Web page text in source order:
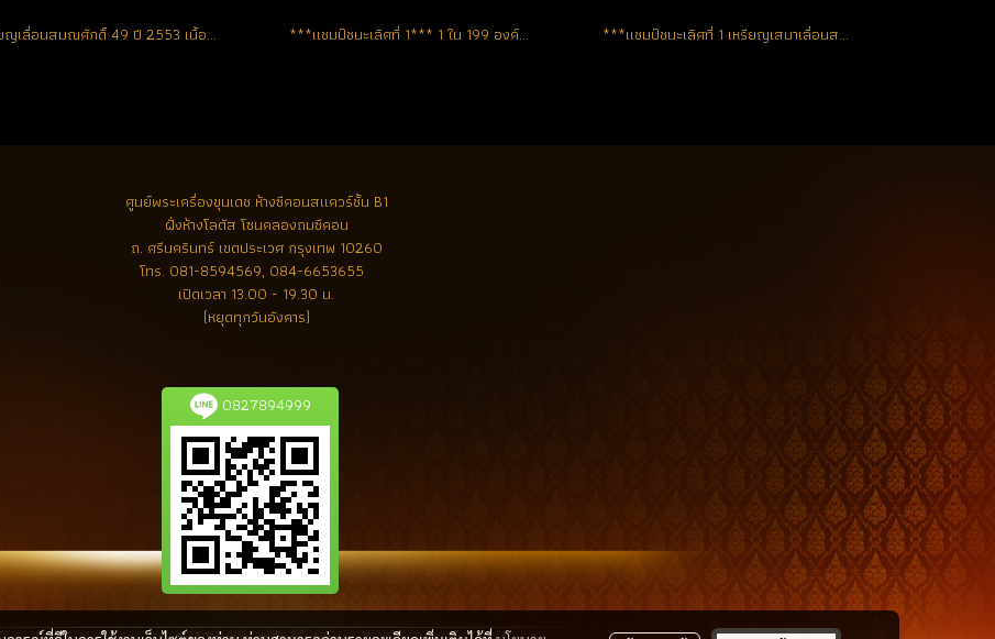
เหรียญเลื่อนสมณศักดิ์ 49 ปี 2553 เนื้อทองคำ No.42 สวยแชมป์ (ขายแล้ว) ***แชมป์ชนะเลิศที่ 1*** 1 ใน 199 องค์ที่หายาก เหรียญเสมาเลื่อนสมณศักดิ์ 49 ปี 2553 เนื้อเงินหน้ากากทองคำ หมายเลข 74 (ขายแล้ว) ***แชมป์ชนะเลิศที่ 1 เหรียญเสมาเลื่อนสมณศักดิ์ 49 ปี 2553...1 ใน 199 เหรียญ เนื้อเงินหน้ากากทองคำ หมายเลข 25 (ขายแล้ว)
ศูนย์พระเครื่องขุนเดช ห้างซีคอนสแควร์ชั้น B1
ฝั่งห้างโลตัส โซนคลองถมซีคอน
ถ. ศรีนครินทร์ เขตประเวศ กรุงเทพ 10260
โทร. 081-8594569, 084-6653655
เปิดเวลา 13.00 - 19.30 น.
(หยุดทุกวันอังคาร)
0827894999